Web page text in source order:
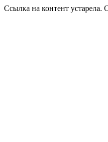
Ссылка на контент устарела.